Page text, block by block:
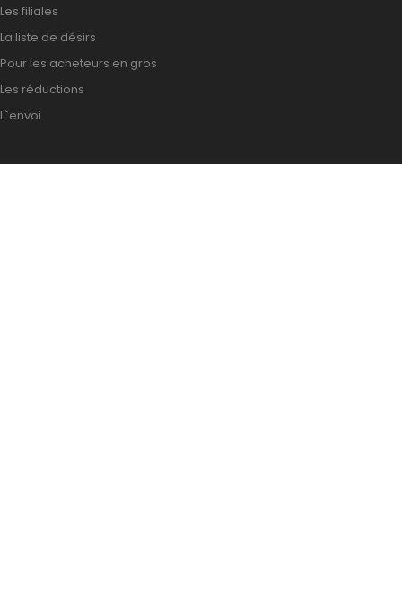
Les filiales
La liste de désirs
Pour les acheteurs en gros
Les réductions
L`envoi